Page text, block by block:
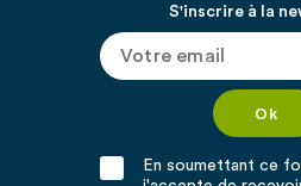
S'inscrire à la
En soumettant ce